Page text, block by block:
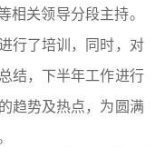
关领导分段主持。
行了培训，同时，对
结，下半年工作进行
趋势及热点，为圆满